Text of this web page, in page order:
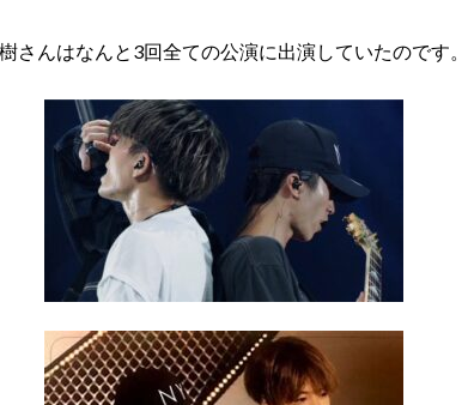
さんはなんと 3回全ての公演に出演していたのです。